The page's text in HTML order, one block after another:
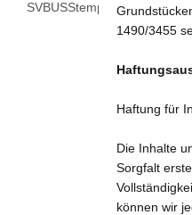
1490/3455
Haftung für
Die Inhalte
Sorgfalt
können wir